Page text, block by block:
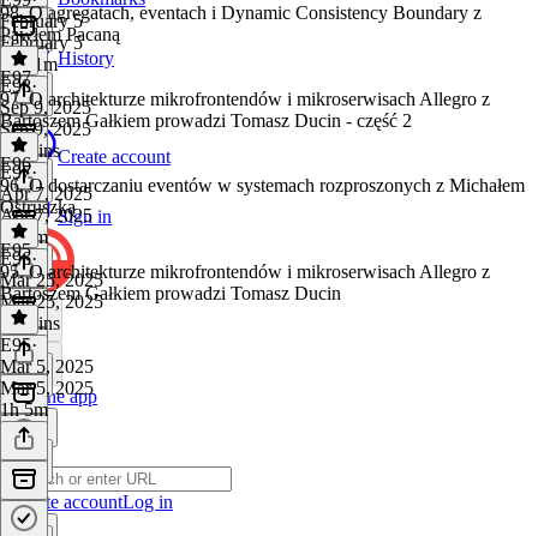
History
Create account
Sign in
Get the app
Create accountLog in
February 5
February 5
1h 41m
98. O agregatach, eventach i Dynamic Consistency Boundary z
Pawłem Pacaną
E98·
Sep 9, 2025
Sep 9, 2025
43 mins
E97
97. O architekturze mikrofrontendów i mikroserwisach Allegro z
Bartoszem Gałkiem prowadzi Tomasz Ducin - część 2
E97·
Apr 7, 2025
Apr 7, 2025
1h 4m
E96
96. O dostarczaniu eventów w systemach rozproszonych z Michałem
Ostruszką
E96·
Mar 25, 2025
Mar 25, 2025
42 mins
E95
95. O architekturze mikrofrontendów i mikroserwisach Allegro z
Bartoszem Gałkiem prowadzi Tomasz Ducin
E95·
Mar 5, 2025
Mar 5, 2025
1h 5m